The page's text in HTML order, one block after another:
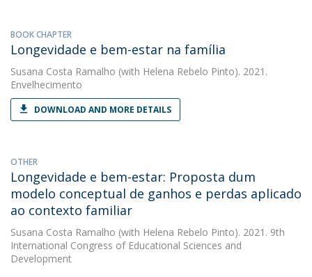
BOOK CHAPTER
Longevidade e bem-estar na família
Susana Costa Ramalho (with Helena Rebelo Pinto). 2021.
Envelhecimento
DOWNLOAD AND MORE DETAILS
OTHER
Longevidade e bem-estar: Proposta dum
modelo conceptual de ganhos e perdas aplicado
ao contexto familiar
Susana Costa Ramalho (with Helena Rebelo Pinto). 2021. 9th
International Congress of Educational Sciences and
Development